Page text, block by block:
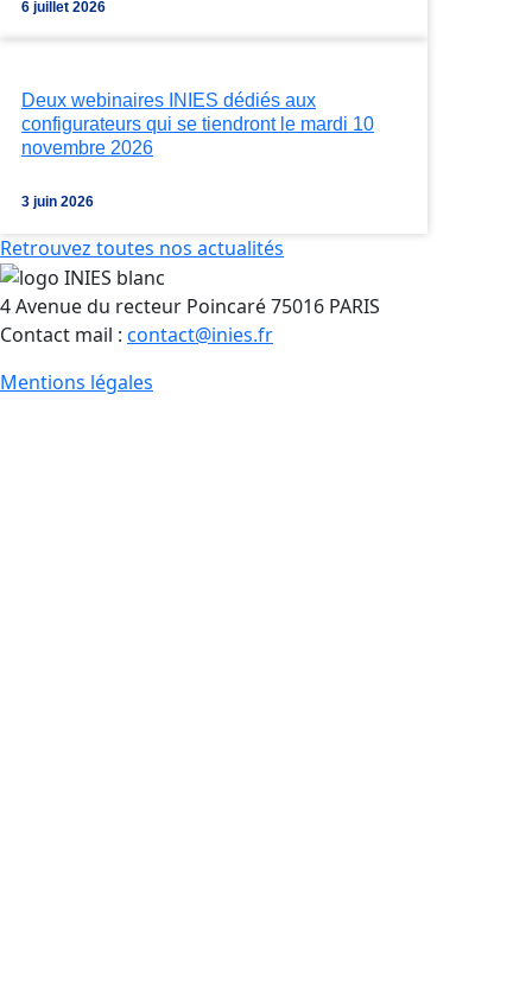
6 juillet 2026
Deux webinaires INIES dédiés aux
configurateurs qui se tiendront le mardi 10
novembre 2026
3 juin 2026
Retrouvez toutes nos actualités
4 Avenue du recteur Poincaré 75016 PARIS
Contact mail : contact@inies.fr
Mentions légales